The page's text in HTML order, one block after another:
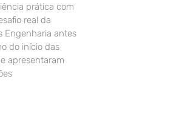
prática com
real da
Engenharia antes
do início das
apresentaram